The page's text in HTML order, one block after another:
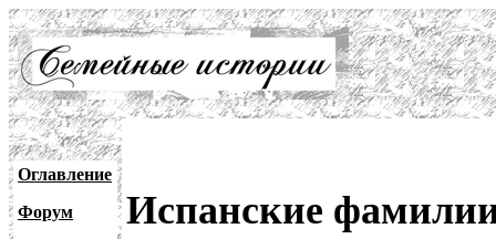
Оглавление
Форум
Испанские